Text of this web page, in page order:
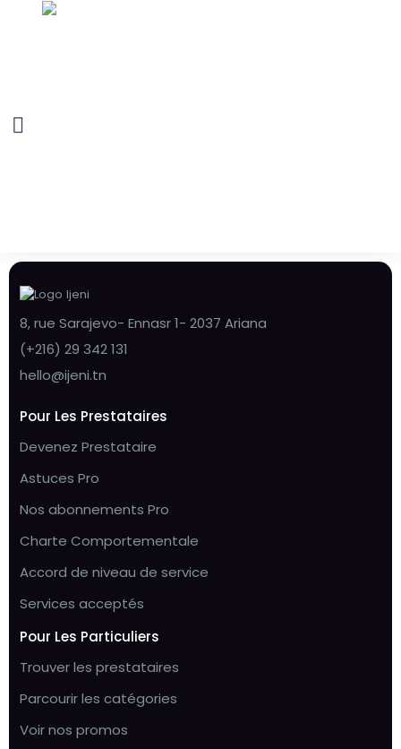
8, rue Sarajevo- Ennasr 1- 2037 Ariana
(+216) 29 342 131
hello@ijeni.tn
Pour Les Prestataires
Devenez Prestataire
Astuces Pro
Nos abonnements Pro
Charte Comportementale
Accord de niveau de service
Services acceptés
Pour Les Particuliers
Trouver les prestataires
Parcourir les catégories
Voir nos promos